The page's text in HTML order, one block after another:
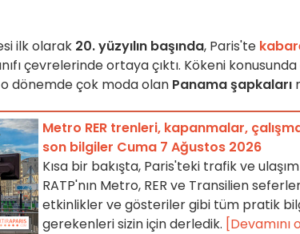
ilk olarak 20. yüzyılın başında, Paris'te
çevrelerinde ortaya çıktı. Kökeni
dönemde çok moda olan Panama şapkaları
Metro RER trenleri, kapanmalar,
son bilgiler Cuma 7 Ağustos 2026
Kısa bir bakışta, Paris'teki trafik ve
RATP'nın Metro, RER ve Transilien
etkinlikler ve gösteriler gibi tüm pratik
gerekenleri sizin için derledik. [Devamını